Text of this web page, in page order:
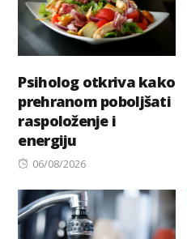
Psiholog otkriva kako
prehranom poboljšati
raspoloženje i
energiju
Posted
06/08/2026